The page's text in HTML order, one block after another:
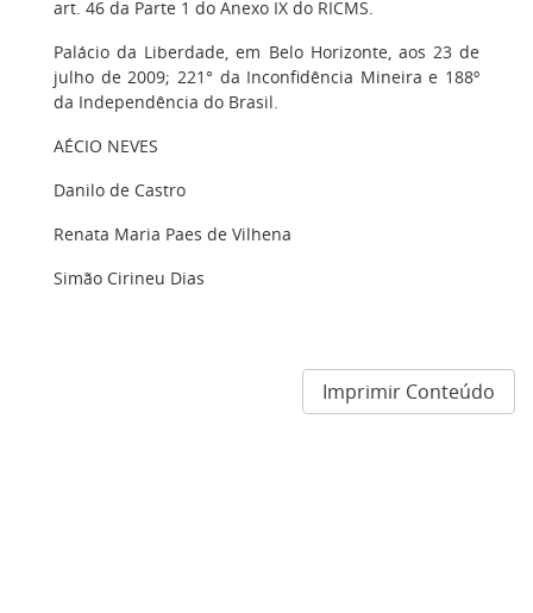
art. 46 da Parte 1 do Anexo IX do RICMS.
Palácio da Liberdade, em Belo Horizonte, aos 23 de
julho de 2009; 221° da Inconfidência Mineira e 188º
da Independência do Brasil.
AÉCIO NEVES
Danilo de Castro
Renata Maria Paes de Vilhena
Simão Cirineu Dias
Imprimir Conteúdo